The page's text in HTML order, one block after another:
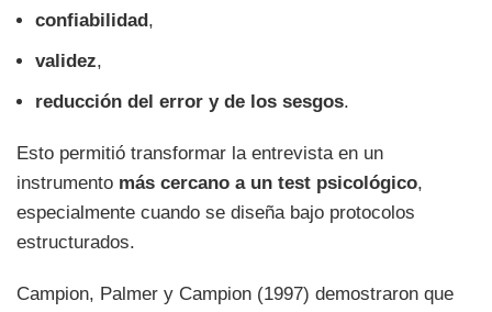
confiabilidad ,
validez,
reducción del error y de los sesgos.
Esto permitió transformar la entrevista en un
instrumento más cercano a un test psicológico,
especialmente cuando se diseña bajo protocolos
estructurados.
Campion, Palmer y Campion (1997) demostraron que